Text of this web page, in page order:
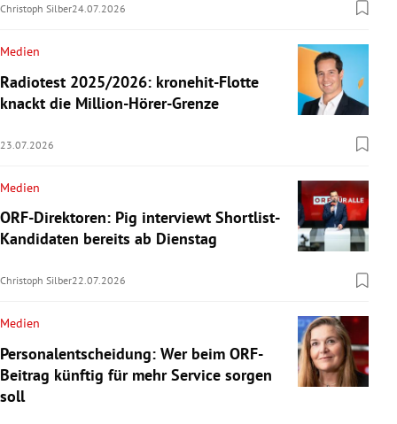
Christoph Silber24.07.2026
Medien
Radiotest 2025/2026: kronehit-Flotte
knackt die Million-Hörer-Grenze
23.07.2026
Medien
ORF-Direktoren: Pig interviewt Shortlist-
Kandidaten bereits ab Dienstag
Christoph Silber22.07.2026
Medien
Personalentscheidung: Wer beim ORF-
Beitrag künftig für mehr Service sorgen
soll